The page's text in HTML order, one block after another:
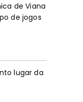
de Viana
de jogos
lugar da